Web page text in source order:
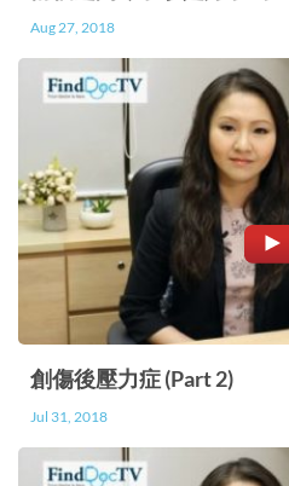
後果可能不堪設想。相反
放慢，並投放所有注意力
感到情緒逐漸回復平和，
帶著平靜心境和放鬆心情
遠，亦可以避免激烈爭吵
侶互相坦白訴說感受也是
他/她成為你的情緒合作
一個壓力來源。要嘗試的
的感受和情緒，而不是
他/她的過失般向對方發脾
況確實無法控制，請記住
問診服務，你可以安在家
Aug 27, 2018
創傷後壓力症 (Part 2)
Jul 31, 2018